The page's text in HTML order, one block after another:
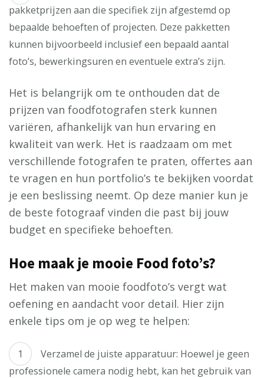
pakketprijzen aan die specifiek zijn afgestemd op
bepaalde behoeften of projecten. Deze pakketten
kunnen bijvoorbeeld inclusief een bepaald aantal
foto’s, bewerkingsuren en eventuele extra’s zijn.
Het is belangrijk om te onthouden dat de
prijzen van foodfotografen sterk kunnen
variëren, afhankelijk van hun ervaring en
kwaliteit van werk. Het is raadzaam om met
verschillende fotografen te praten, offertes aan
te vragen en hun portfolio’s te bekijken voordat
je een beslissing neemt. Op deze manier kun je
de beste fotograaf vinden die past bij jouw
budget en specifieke behoeften.
Hoe maak je mooie Food foto’s?
Het maken van mooie foodfoto’s vergt wat
oefening en aandacht voor detail. Hier zijn
enkele tips om je op weg te helpen:
Verzamel de juiste apparatuur: Hoewel je geen
professionele camera nodig hebt, kan het gebruik van